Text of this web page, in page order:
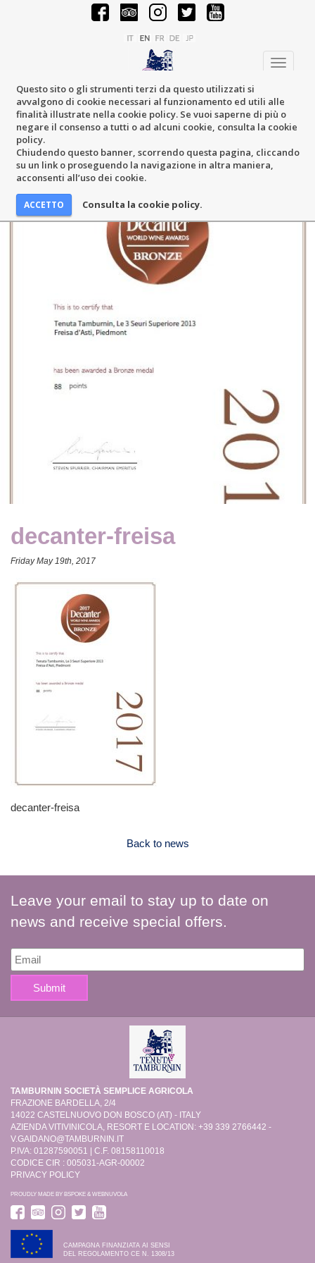
Questo sito o gli strumenti terzi da questo utilizzati si
avvalgono di cookie necessari al funzionamento ed utili alle
finalità illustrate nella cookie policy. Se vuoi saperne di più o
negare il consenso a tutti o ad alcuni cookie, consulta la cookie
policy.
Chiudendo questo banner, scorrendo questa pagina, cliccando
su un link o proseguendo la navigazione in altra maniera,
acconsenti all’uso dei cookie.
Consulta la cookie policy.
Toggle
decanter-freisa
Friday May 19th, 2017
decanter-freisa
Back to news
Leave your email to stay up to date on
news and receive special offers.
TAMBURNIN SOCIETÀ SEMPLICE AGRICOLA
FRAZIONE BARDELLA, 2/4
14022 CASTELNUOVO DON BOSCO (AT) - ITALY
AZIENDA VITIVINICOLA, RESORT E LOCATION: +39 339 2766442 -
V.GAIDANO@TAMBURNIN.IT
P.IVA: 01287590051 | C.F. 08158110018
CODICE CIR : 005031-AGR-00002
PRIVACY POLICY
PROUDLY MADE BY BSPOKE & WEBNUVOLA
CAMPAGNA FINANZIATA AI SENSI
DEL REGOLAMENTO CE N. 1308/13